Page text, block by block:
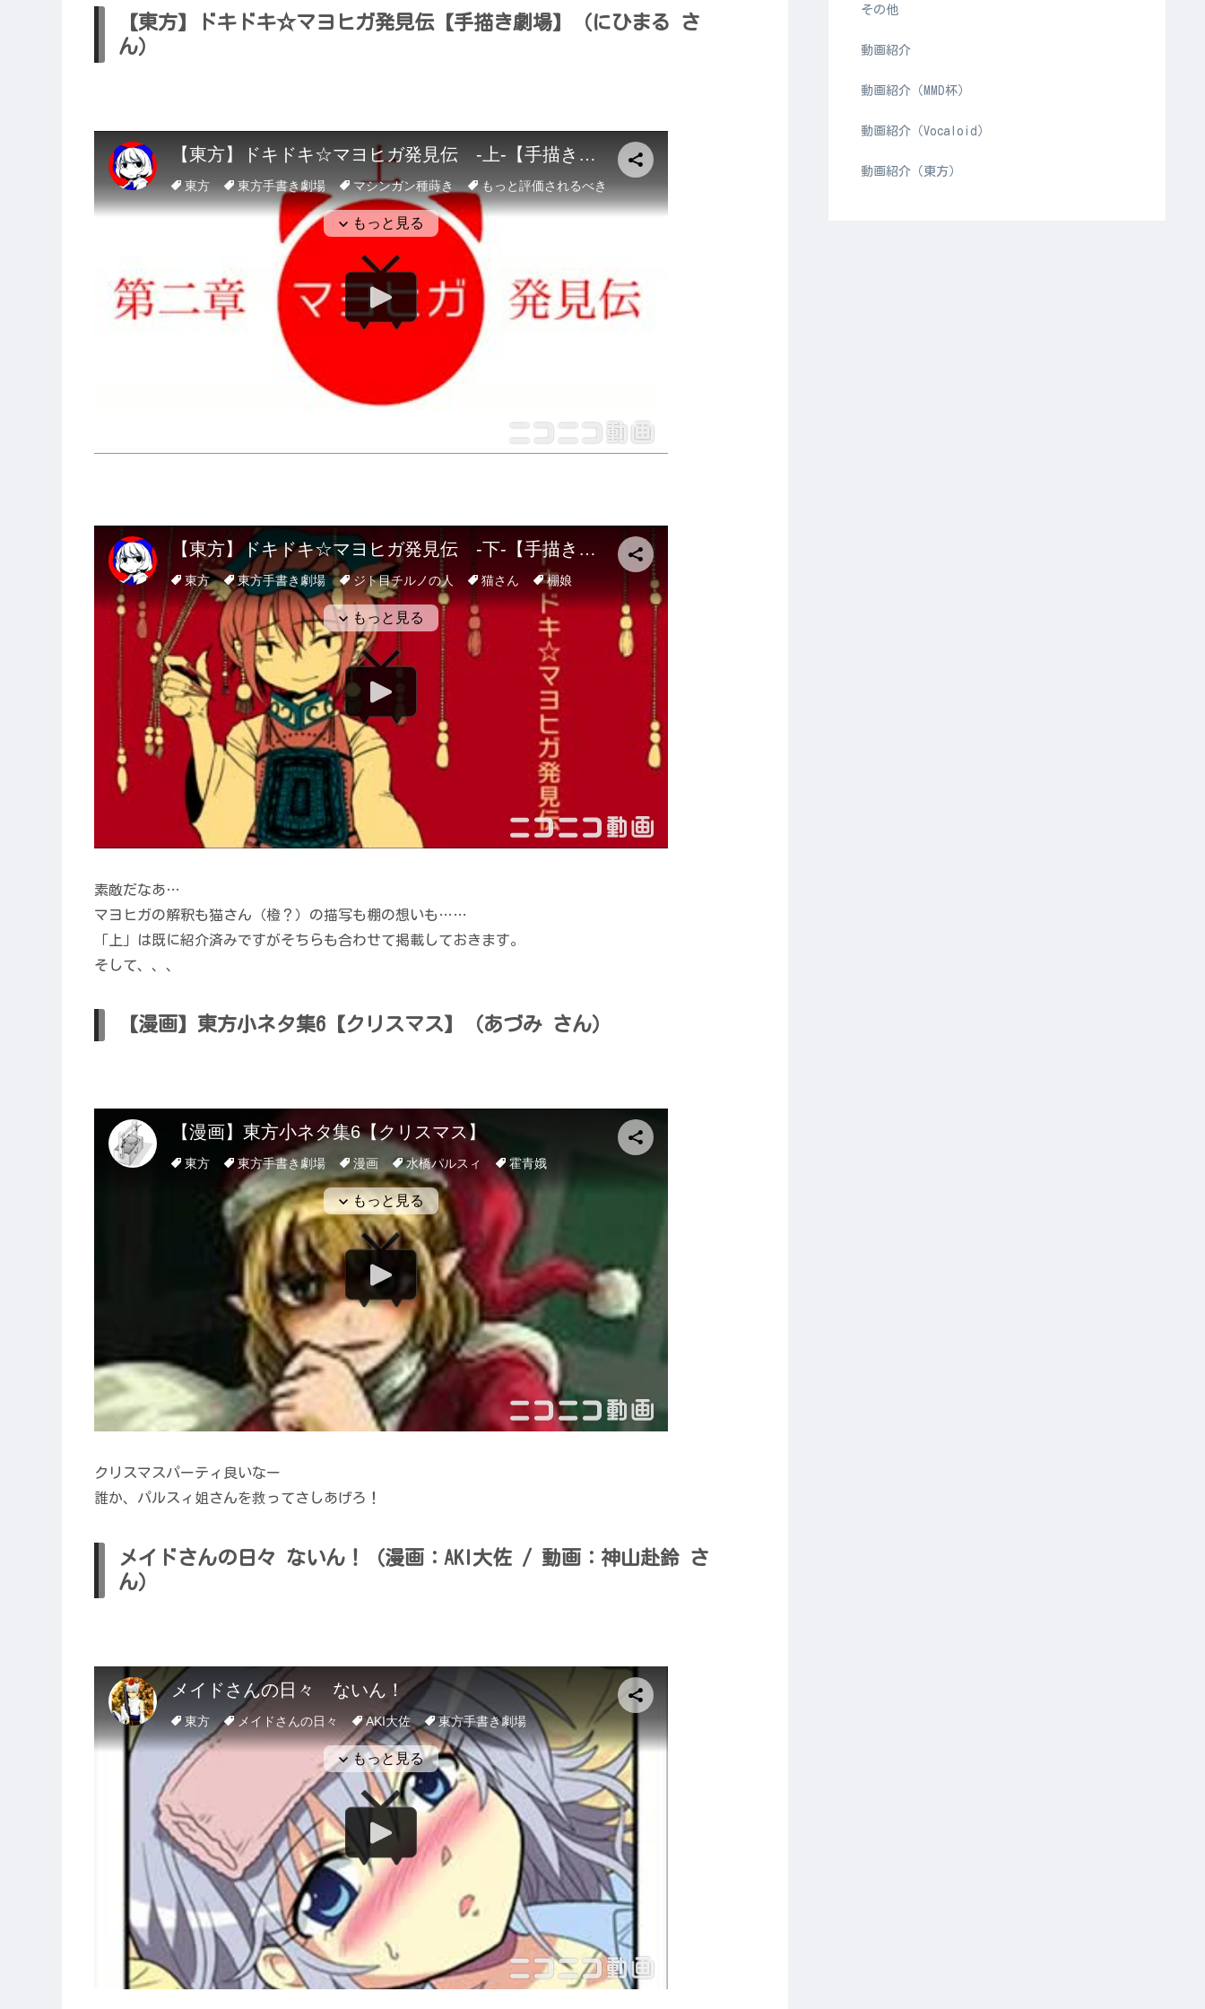
【東方】ドキドキ☆マヨヒガ発見伝【手描き劇場】（にひまる さ
ん）
素敵だなあ…
マヨヒガの解釈も猫さん（橙？）の描写も棚の想いも……
「上」は既に紹介済みですがそちらも合わせて掲載しておきます。
そして、、、
【漫画】東方小ネタ集6【クリスマス】（あづみ さん）
クリスマスパーティ良いなー
誰か、パルスィ姐さんを救ってさしあげろ！
メイドさんの日々 ないん！（漫画：AKI大佐 / 動画：神山赴鈴 さ
ん）
その他
動画紹介
動画紹介（MMD杯）
動画紹介（Vocaloid）
動画紹介（東方）